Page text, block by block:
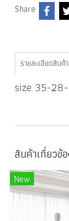
Share
รายละเอียดสินค้า
size 35-
สินค้าเกี่ยวข้
New